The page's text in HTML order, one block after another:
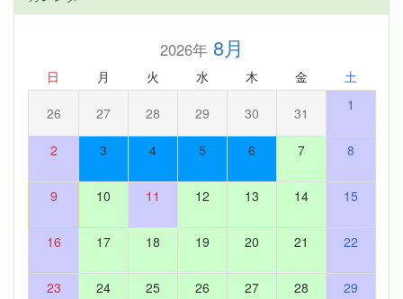
2026年8月
日 月 火 水 木 金 土
26 27 28 29 30 31 1
2 3 4 5 6 7 8
9 10 11 12 13 14 15
16 17 18 19 20 21 22
23 24 25 26 27 28 29